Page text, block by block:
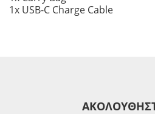
1x USB-C Charge Cable